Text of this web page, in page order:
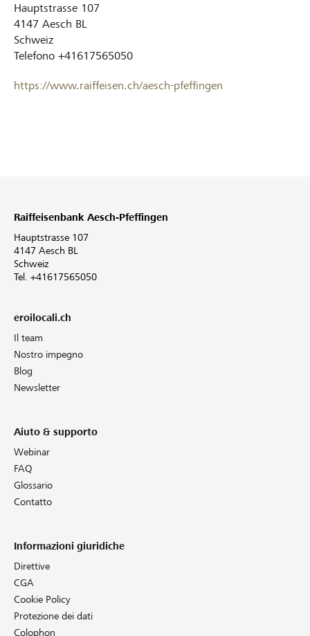
Hauptstrasse 107
4147 Aesch BL
Schweiz
Telefono +41617565050
https://www.raiffeisen.ch/aesch-pfeffingen
Raiffeisenbank Aesch-Pfeffingen
Hauptstrasse 107
4147 Aesch BL
Schweiz
Tel. +41617565050
eroilocali.ch
Il team
Nostro impegno
Blog
Newsletter
Aiuto & supporto
Webinar
FAQ
Glossario
Contatto
Informazioni giuridiche
Direttive
CGA
Cookie Policy
Protezione dei dati
Colophon